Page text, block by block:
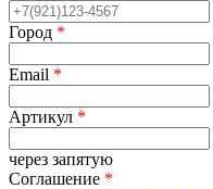
Город *
Email *
Артикул *
через запятую
Соглашение *